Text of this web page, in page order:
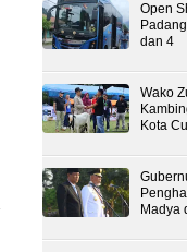
Open
dan 4
Wako
Kota
Madya